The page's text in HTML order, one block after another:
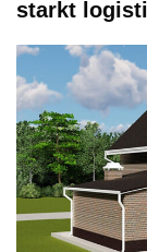
starkt